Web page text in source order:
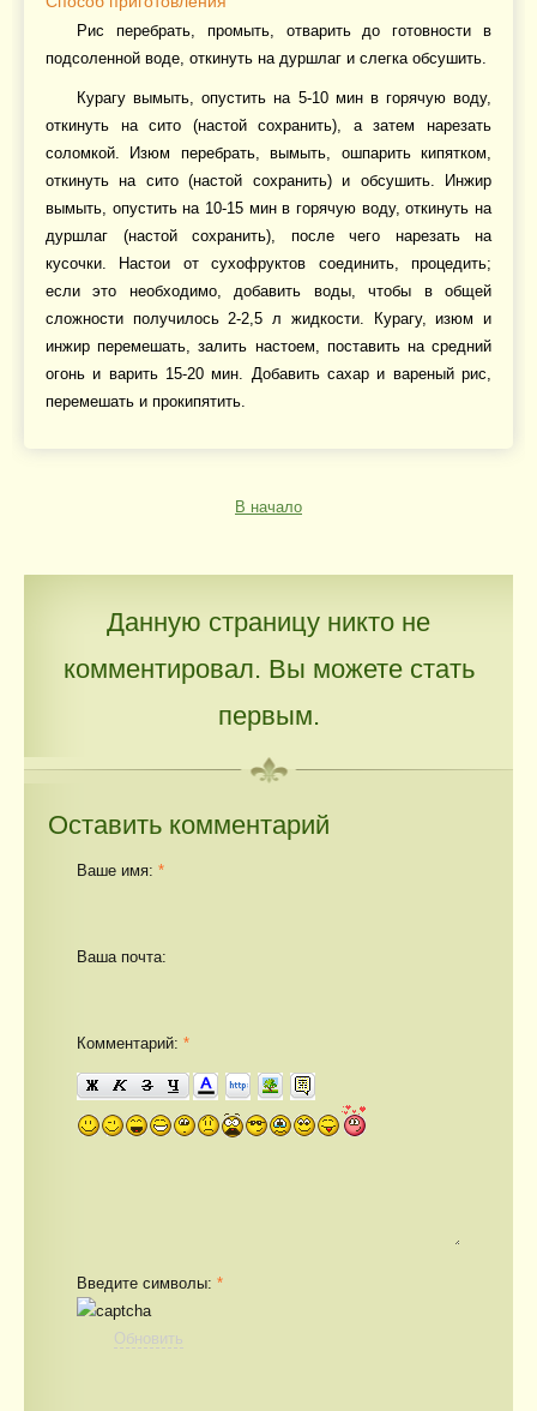
Рис перебрать, промыть, отварить до готовности в
подсоленной воде, откинуть на дуршлаг и слегка обсушить.
Курагу вымыть, опустить на 5-10 мин в горячую воду,
откинуть на сито (настой сохранить), а затем нарезать
соломкой. Изюм перебрать, вымыть, ошпарить кипятком,
откинуть на сито (настой сохранить) и обсушить. Инжир
вымыть, опустить на 10-15 мин в горячую воду, откинуть на
дуршлаг (настой сохранить), после чего нарезать на
кусочки. Настои от сухофруктов соединить, процедить;
если это необходимо, добавить воды, чтобы в общей
сложности получилось 2-2,5 л жидкости. Курагу, изюм и
инжир перемешать, залить настоем, поставить на средний
огонь и варить 15-20 мин. Добавить сахар и вареный рис,
перемешать и прокипятить.
В начало
Данную страницу никто не
комментировал. Вы можете стать
первым.
Оставить комментарий
Ваше имя: *
Ваша почта:
Комментарий: *
Введите символы: *
Обновить